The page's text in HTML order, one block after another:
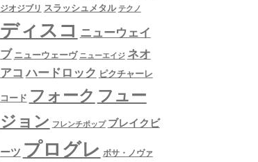
ジオジブリ スラッシュメタル テクノ
ディスコ ニューウェイ
ブ ニューウェーヴ ニューエイジ ネオ
アコ ハードロック ピクチャーレ
コード フォーク フュー
ジョン フレンチポップ ブレイクビ
ーツ プログレ ボサ・ノヴァ